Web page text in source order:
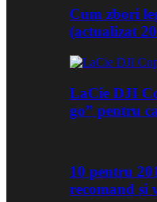
Cum zbori
(actualizat
LaCie DJI
go” pentru
10 pentru
recomand si